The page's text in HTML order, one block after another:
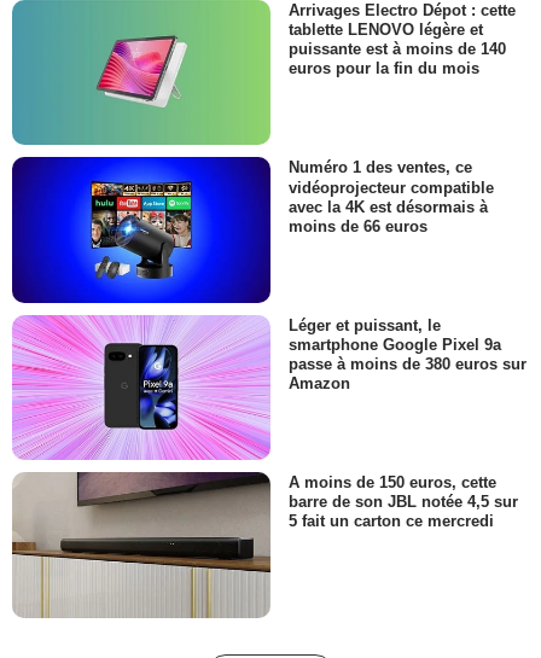
Arrivages Electro Dépot : cette
tablette LENOVO légère et
puissante est à moins de 140
euros pour la fin du mois
Numéro 1 des ventes, ce
vidéoprojecteur compatible
avec la 4K est désormais à
moins de 66 euros
Léger et puissant, le
smartphone Google Pixel 9a
passe à moins de 380 euros sur
Amazon
A moins de 150 euros, cette
barre de son JBL notée 4,5 sur
5 fait un carton ce mercredi